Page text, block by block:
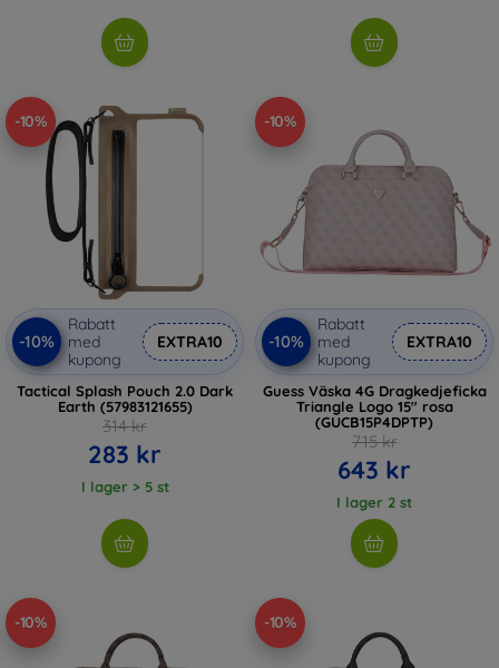
-10%
-10%
Rabatt
med
kupong
EXTRA10
Tactical Splash Pouch 2.0 Dark
Earth (57983121655)
314 kr
283 kr
I lager > 5 st
-10%
-10%
Rabatt
med
kupong
EXTRA10
Guess Väska 4G Dragkedjeficka
Triangle Logo 15" rosa
(GUCB15P4DPTP)
715 kr
643 kr
I lager 2 st
-10% -10%